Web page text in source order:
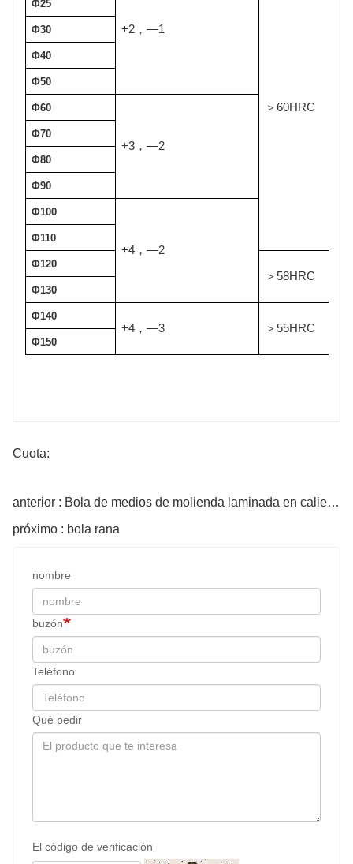
+2 ， —1
＞ 60HRC
Φ25
Φ30
Φ40
Φ50
Φ60
+3 ， —2
Φ70
Φ80
Φ90
Φ100
+4 ， —2
Φ110
Φ120
＞ 58HRC
Φ130
Φ140
+4 ， —3 ＞ 55HRC
Φ150
Cuota:
anterior : Bola de medios de molienda laminada en caliente
próximo : bola rana
nombre
buzón
Teléfono
Qué pedir
El código de verificación